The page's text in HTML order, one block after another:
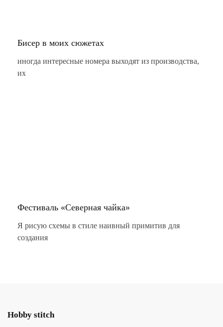
Бисер в моих сюжетах
иногда интересные номера выходят из производства,
их
Фестиваль «Северная чайка»
Я рисую схемы в стиле наивный примитив для
создания
Hobby stitch